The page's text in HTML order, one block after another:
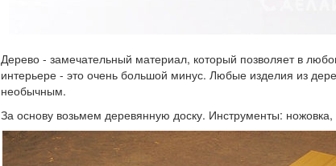
Дерево - замечательный материал, который позволяет в
интерьере - это очень большой минус. Любые изделия из
необычным.
За основу возьмем деревянную доску. Инструменты: ножовка,